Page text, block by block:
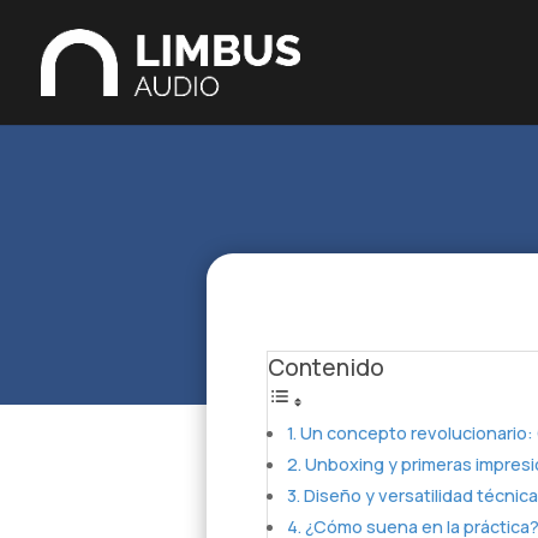
Contenido
Un concepto revolucionario:
Unboxing y primeras
Diseño y versatilidad técnica
¿Cómo suena en la práctica?